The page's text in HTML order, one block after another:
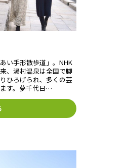
い手形散歩道」。NHK
、湯村温泉は全国で脚
ひろげられ、多くの芸
す。夢千代日…